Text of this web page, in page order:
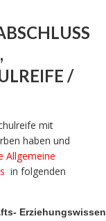
/
mit
haben und
Allgemeine
in folgenden